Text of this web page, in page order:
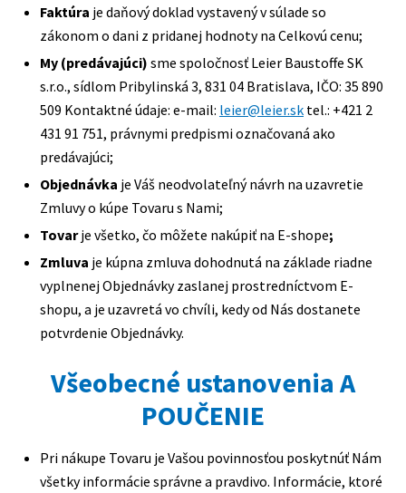
Faktúra je daňový doklad vystavený v súlade so
zákonom o dani z pridanej hodnoty na Celkovú cenu;
My (predávajúci) sme spoločnosť Leier Baustoffe SK
s.r.o., sídlom Pribylinská 3, 831 04 Bratislava, IČO: 35 890
509 Kontaktné údaje: e-mail: leier@leier.sk tel.: +421 2
431 91 751, právnymi predpismi označovaná ako
predávajúci;
Objednávka je Váš neodvolateľný návrh na uzavretie
Zmluvy o kúpe Tovaru s Nami;
Tovarje všetko, čo môžete nakúpiť na E-shope;
Zmluva je kúpna zmluva dohodnutá na základe riadne
vyplnenej Objednávky zaslanej prostredníctvom E-
shopu, a je uzavretá vo chvíli, kedy od Nás dostanete
potvrdenie Objednávky.
Všeobecné ustanovenia A
POUČENIE
Pri nákupe Tovaru je Vašou povinnosťou poskytnúť Nám
všetky informácie správne a pravdivo. Informácie, ktoré